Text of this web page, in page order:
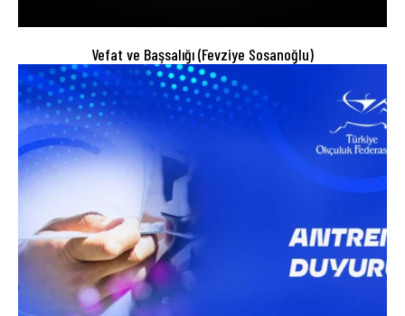
Vefat ve Başsalığı (Fevziye Sosanoğlu)